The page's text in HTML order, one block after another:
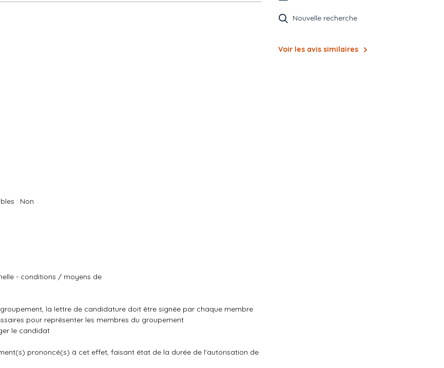
: Non
- conditions / moyens de
la lettre de candidature doit être signée par chaque membre
pour représenter les membres du groupement
le candidat
prononcé(s) à cet effet, faisant état de la durée de l'autorisation de
Nouvelle recherche
Voir les avis similaires